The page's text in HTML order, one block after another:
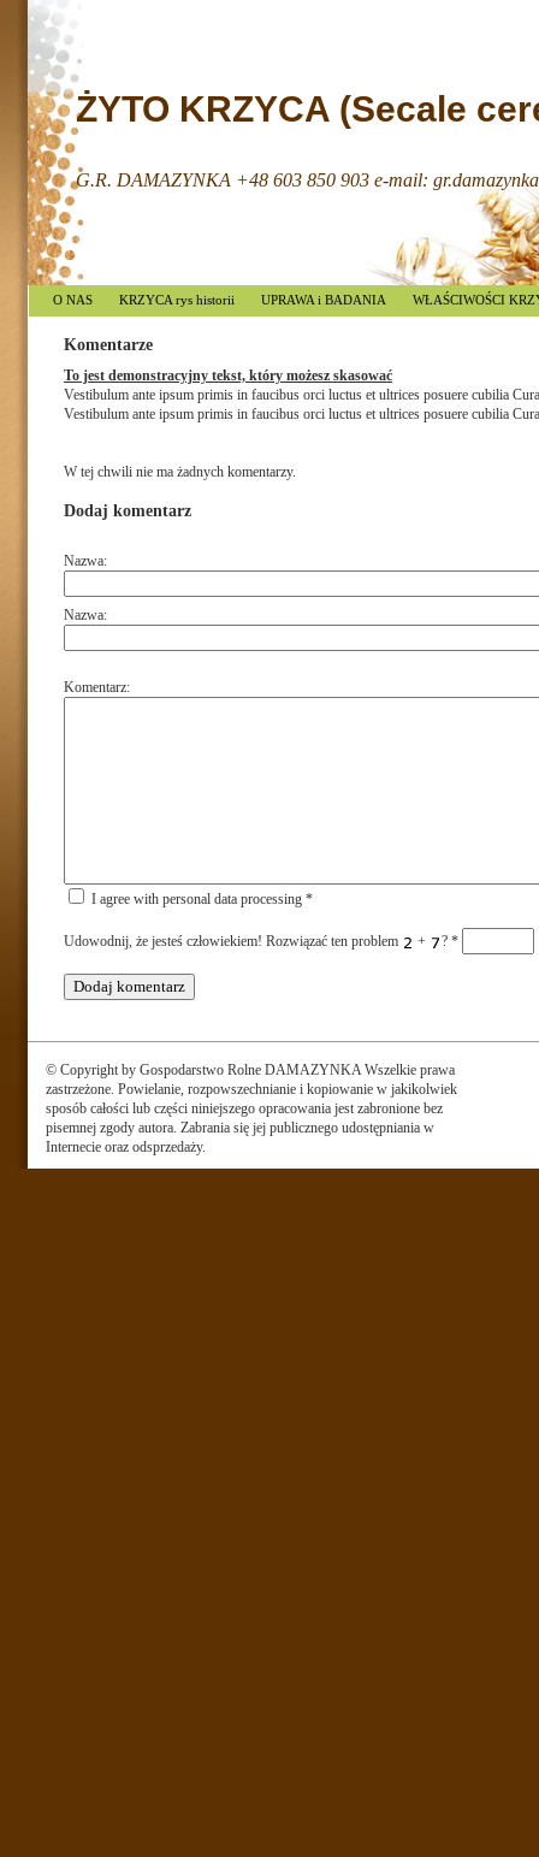
ŻYTO KRZYCA (Secale
G.R. DAMAZYNKA +48 603 850 903 e-mail:
O NAS KRZYCA rys historii UPRAWA i BADANIA WŁAŚCIWOŚCI
Komentarze
To jest demonstracyjny tekst, który możesz skasować
Vestibulum ante ipsum primis in faucibus orci luctus et ultrices posuere cubilia
Vestibulum ante ipsum primis in faucibus orci luctus et ultrices posuere cubilia
W tej chwili nie ma żadnych komentarzy.
Dodaj komentarz
Nazwa:
Nazwa:
Komentarz:
I agree with personal data processing *
Udowodnij, że jesteś człowiekiem! Rozwiązać ten problem + ? *
© Copyright by Gospodarstwo Rolne DAMAZYNKA Wszelkie prawa
zastrzeżone. Powielanie, rozpowszechnianie i kopiowanie w jakikolwiek
sposób całości lub części niniejszego opracowania jest zabronione bez
pisemnej zgody autora. Zabrania się jej publicznego udostępniania w
Internecie oraz odsprzedaży.